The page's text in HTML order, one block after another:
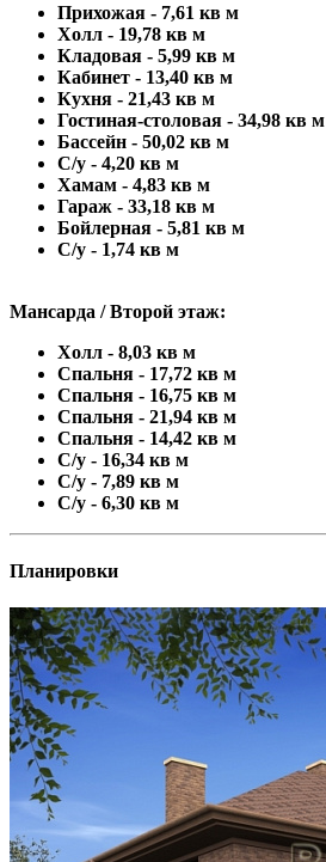
Прихожая - 7,61 кв м
Холл - 19,78 кв м
Кладовая - 5,99 кв м
Кабинет - 13,40 кв м
Кухня - 21,43 кв м
Гостиная-столовая - 34,98 кв м
Бассейн - 50,02 кв м
С/у - 4,20 кв м
Хамам - 4,83 кв м
Гараж - 33,18 кв м
Бойлерная - 5,81 кв м
С/у - 1,74 кв м
Мансарда / Второй этаж:
Холл - 8,03 кв м
Спальня - 17,72 кв м
Спальня - 16,75 кв м
Спальня - 21,94 кв м
Спальня - 14,42 кв м
С/у - 16,34 кв м
С/у - 7,89 кв м
С/у - 6,30 кв м
Планировки